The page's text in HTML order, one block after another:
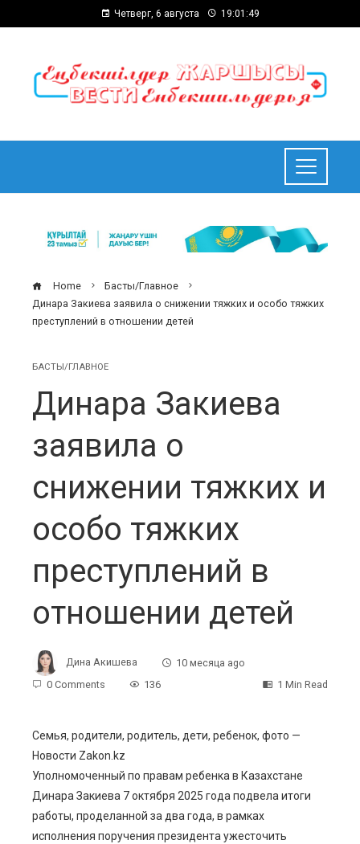
Четверг, 6 августа 19:01:49
Home
Басты/Главное
Динара Закиева заявила о снижении тяжких и особо тяжких
преступлений в отношении детей
БАСТЫ/ГЛАВНОЕ
Динара Закиева
заявила о
снижении тяжких и
особо тяжких
преступлений в
отношении детей
Дина Акишева
10 месяца ago
0 Comments
136 1 Min Read
Семья, родители, родитель, дети, ребенок, фото —
Новости Zakon.kz
Уполномоченный по правам ребенка в Казахстане
Динара Закиева 7 октября 2025 года подвела итоги
работы, проделанной за два года, в рамках
исполнения поручения президента ужесточить